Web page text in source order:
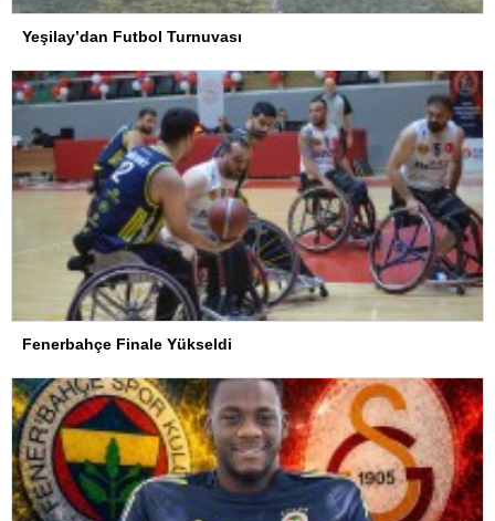
Yeşilay’dan Futbol Turnuvası
Fenerbahçe Finale Yükseldi